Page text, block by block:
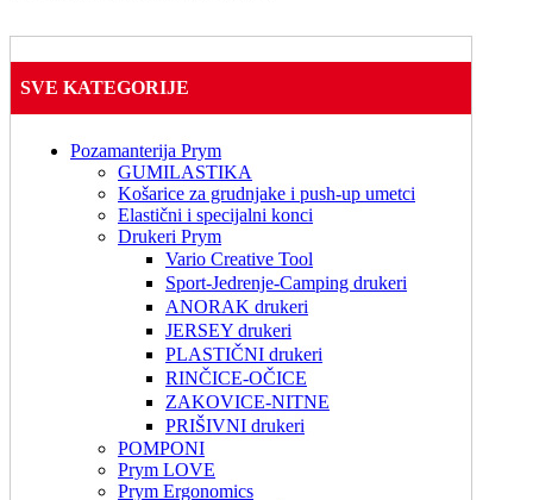
SVE KATEGORIJE
Pozamanterija Prym
GUMILASTIKA
Košarice za grudnjake i push-up umetci
Elastični i specijalni konci
Drukeri Prym
Vario Creative Tool
Sport-Jedrenje-Camping drukeri
ANORAK drukeri
JERSEY drukeri
PLASTIČNI drukeri
RINČICE-OČICE
ZAKOVICE-NITNE
PRIŠIVNI drukeri
POMPONI
Prym LOVE
Prym Ergonomics